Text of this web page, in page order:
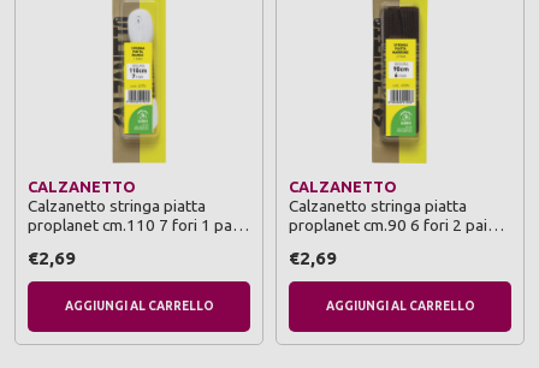
CALZANETTO
Calzanetto stringa piatta
proplanet cm.110 7 fori 1 paio
€2,69
AGGIUNGI AL CARRELLO
CALZANETTO
Calzanetto stringa piatta
proplanet cm.90 6 fori 2 paia
€2,69
AGGIUNGI AL CARRELLO